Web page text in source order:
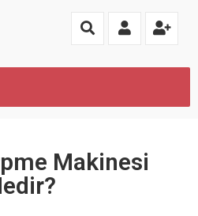
Makinesi